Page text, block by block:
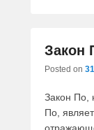
Закон
Posted on
Закон По,
По,